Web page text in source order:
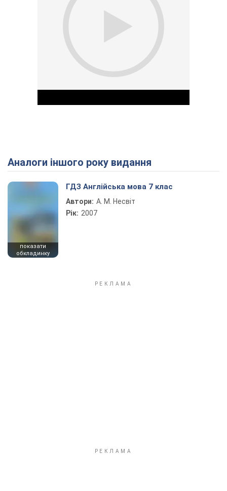
Play Video
Аналоги іншого року видання
показати
обкладинку
ГДЗ Англійська мова 7 клас
Автори: А. М. Несвіт
Рік: 2007